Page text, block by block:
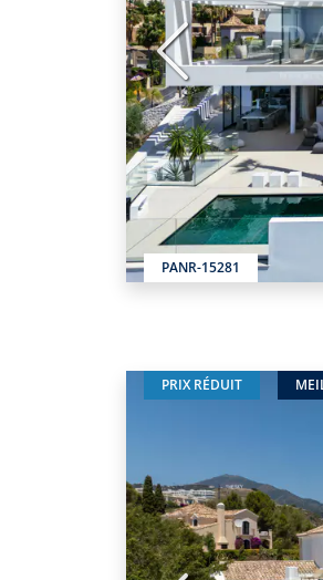
PANR-15281
Précédent
PRIX RÉDUIT